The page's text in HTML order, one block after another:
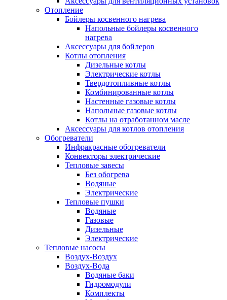
Отопление
Бойлеры косвенного нагрева
Напольные бойлеры косвенного
нагрева
Аксессуары для бойлеров
Котлы отопления
Дизельные котлы
Электрические котлы
Твердотопливные котлы
Комбинированные котлы
Настенные газовые котлы
Напольные газовые котлы
Котлы на отработанном масле
Аксессуары для котлов отопления
Обогреватели
Инфракрасные обогреватели
Конвекторы электрические
Тепловые завесы
Без обогрева
Водяные
Электрические
Тепловые пушки
Водяные
Газовые
Дизельные
Электрические
Тепловые насосы
Воздух-Воздух
Воздух-Вода
Водяные баки
Гидромодули
Комплекты